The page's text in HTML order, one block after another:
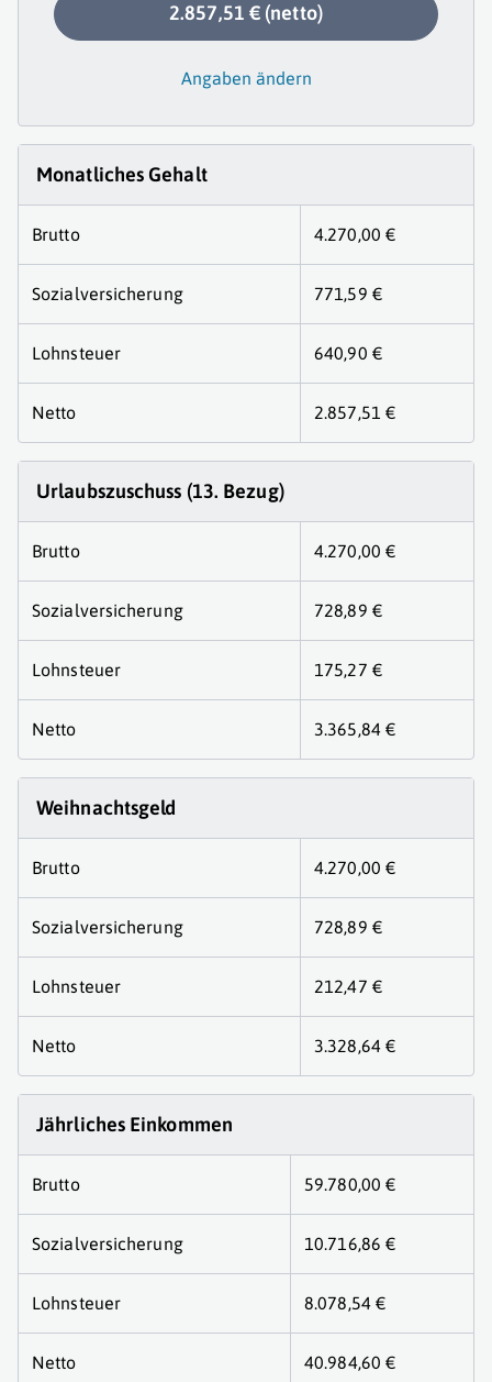
2.857,51 € (netto)
Angaben ändern
Monatliches Gehalt
Brutto 4.270,00 €
Sozialversicherung 771,59 €
Lohnsteuer 640,90 €
Netto 2.857,51 €
Urlaubszuschuss (13. Bezug)
Brutto 4.270,00 €
Sozialversicherung 728,89 €
Lohnsteuer 175,27 €
Netto 3.365,84 €
Weihnachtsgeld
Brutto 4.270,00 €
Sozialversicherung 728,89 €
Lohnsteuer 212,47 €
Netto 3.328,64 €
Jährliches Einkommen
Brutto 59.780,00 €
Sozialversicherung 10.716,86 €
Lohnsteuer 8.078,54 €
Netto 40.984,60 €